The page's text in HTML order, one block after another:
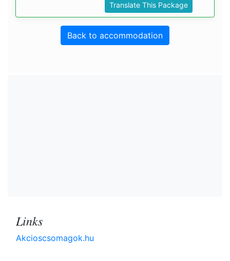
Translate This Package
Back to accommodation
Links
Akcioscsomagok.hu